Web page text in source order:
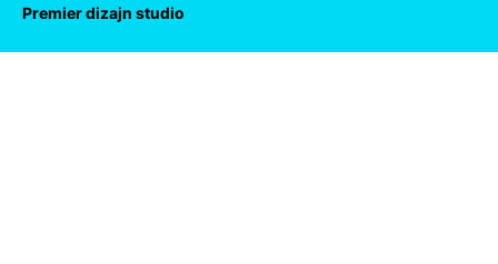
Premier dizajn studio